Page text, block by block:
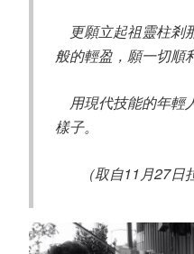
更願立起祖靈柱剎
般的輕盈，願一切
用現代技能的年輕
樣子。
（取自11月27日拉